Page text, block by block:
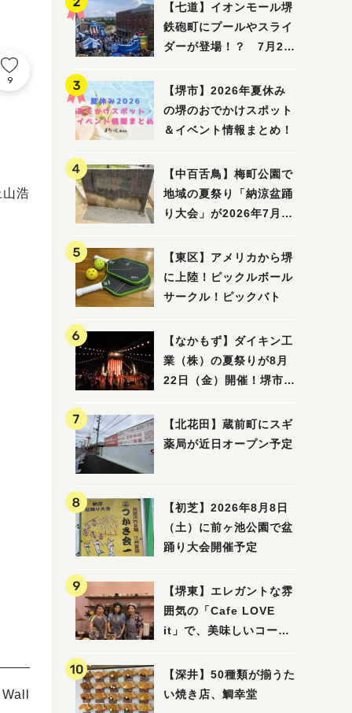
9
浩
【七道】イオンモール堺
鉄砲町にプールやスライ
ダーが登場！？ 7月25
「赤レンガ広場 Kid's
Water PARK 2026」が
開催
【堺市】2026年夏休み
の堺のおでかけスポット
＆イベント情報まとめ！
【中百舌鳥】梅町公園で
地域の夏祭り「納涼盆踊
り大会」が2026年7月26
【東区】アメリカから堺
に上陸！ピックルボール
サークル！ピックバト
【なかもず】ダイキン工
業（株）の夏祭りが8月
22日（金）開催！堺市北
納涼祭
【北花田】蔵前町にスギ
薬局が近日オープン予定
【初芝】2026年8月8日
（土）に前ヶ池公園で盆
踊り大会開催予定
【堺東】エレガントな雰
囲気の「Cafe LOVE
it」で、美味しいコーヒ
【深井】50種類が揃うた
い焼き店、鯛幸堂